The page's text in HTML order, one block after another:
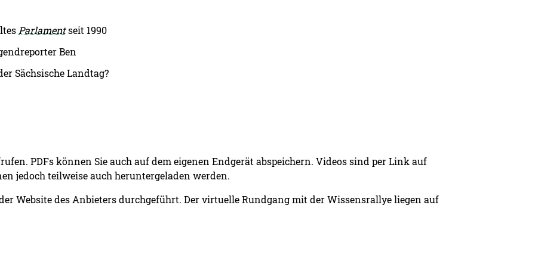
Parlamentseit 1990
Ben
Sächsische Landtag?
PDFs können Sie auch auf dem eigenen Endgerät abspeichern. Videos sind per Link auf
jedoch teilweise auch heruntergeladen werden.
Website des Anbieters durchgeführt. Der virtuelle Rundgang mit der Wissensrallye liegen auf